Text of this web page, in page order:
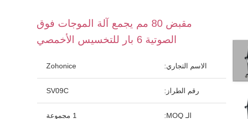
مقبض 80 مم يجمع آلة الموجات فوق
الصوتية 6 بار للتخسيس الأخمصي
الاسم التجاري: Zohonice
رقم الطراز: SV09C
الـ MOQ: 1 مجموعة